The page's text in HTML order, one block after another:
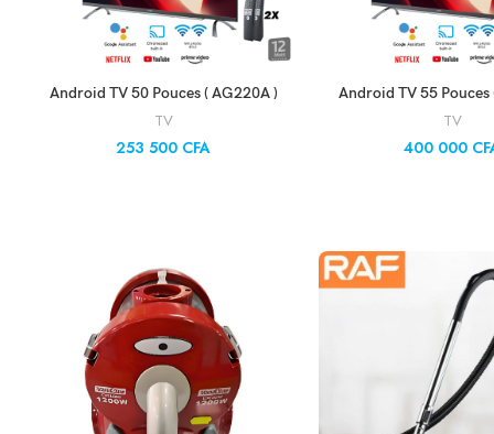
AJOUTER AU PANIER
Android TV 50 Pouces ( AG220A )
TV
253 500 CFA
AJOUTER AU
Android TV 55 Pouces
TV
400 000